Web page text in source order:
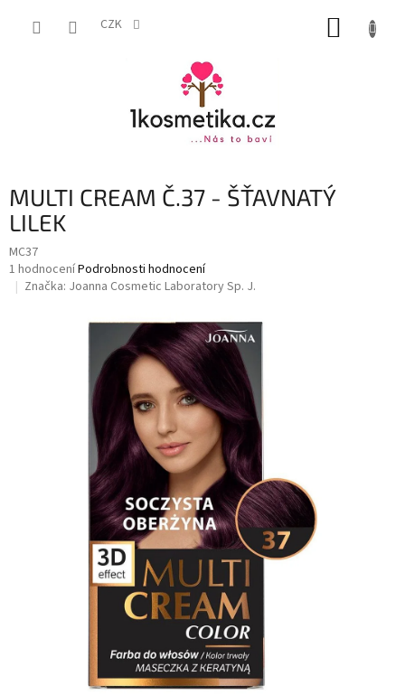
CZK
MULTI CREAM Č.37 - ŠŤAVNATÝ
LILEK
MC37
Průměrné
hodnocení
1 hodnoceníPodrobnosti hodnocení
Značka: Joanna Cosmetic Laboratory Sp. J.